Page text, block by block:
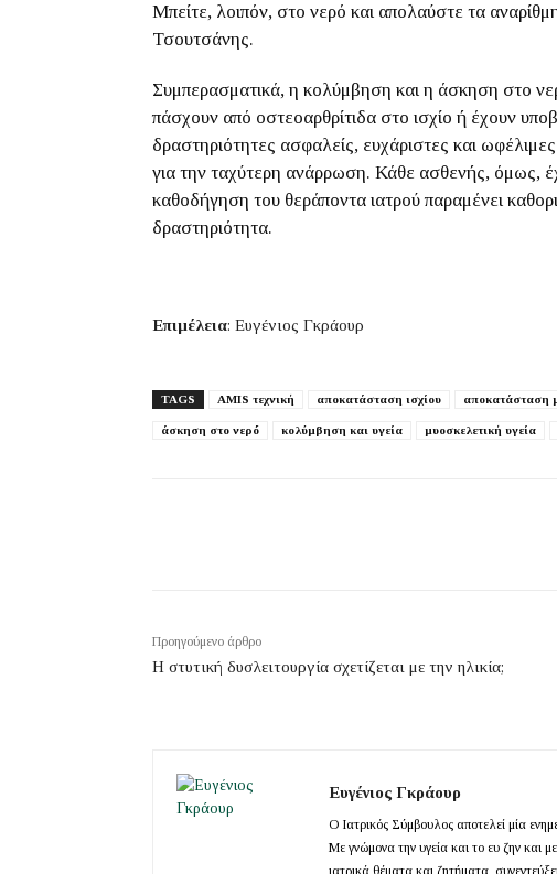
Μπείτε, λοιπόν, στο νερό και απολαύστε τα
Τσουτσάνης.
Συμπερασματικά, η κολύμβηση και η άσκηση στο
πάσχουν από οστεοαρθρίτιδα στο ισχίο ή έχουν
δραστηριότητες ασφαλείς, ευχάριστες και
για την ταχύτερη ανάρρωση. Κάθε ασθενής, όμως,
καθοδήγηση του θεράποντα ιατρού παραμένει
δραστηριότητα.
Επιμέλεια: Ευγένιος Γκράουρ
TAGS AMIS τεχνική αποκατάσταση ισχίου αποκατάσταση
άσκηση στο νερό κολύμβηση και υγεία μυοσκελετική υγεία
Προηγούμενο άρθρο
Η στυτική δυσλειτουργία σχετίζεται με την ηλικία;
Ευγένιος Γκράουρ
Ο Ιατρικός Σύμβουλος αποτελεί μία
Με γνώμονα την υγεία και το ευ ζην και
ιατρικά θέματα και ζητήματα,